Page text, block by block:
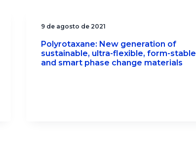
9 de agosto de 2021
Polyrotaxane: New generation of
sustainable, ultra-flexible, form-stable
and smart phase change materials